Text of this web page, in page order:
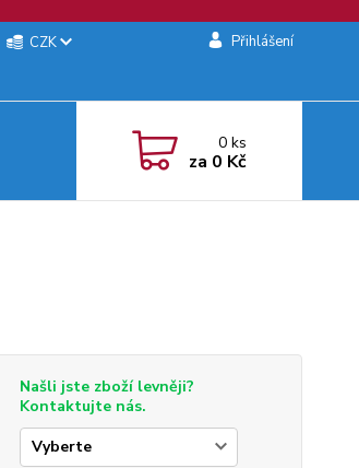
CZK Přihlášení
0ks
za 0 Kč
Našli jste zboží levněji?
Kontaktujte nás.